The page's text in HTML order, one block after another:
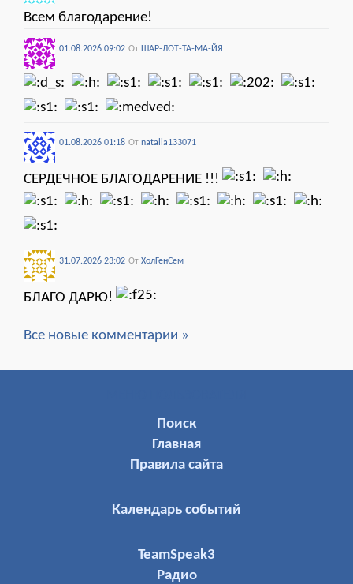
Всем благодарение!
01.08.2026 09:02 От ШАР-ЛОТ-ТА-МА-ЙЯ
01.08.2026 01:18 От natalia133071
СЕРДЕЧНОЕ БЛАГОДАРЕНИЕ !!!
31.07.2026 23:02 От ХолГенСем
БЛАГО ДАРЮ!
Все новые комментарии »
Поиск
Главная
Правила сайта
Календарь событий
TeamSpeak3
Радио